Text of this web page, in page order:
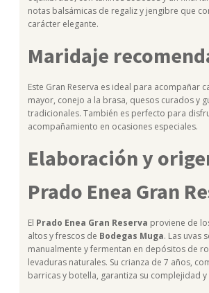
notas balsámicas de regaliz y jengibre que
carácter elegante.
Maridaje
Este Gran Reserva es ideal para acompañar
mayor, conejo a la brasa, quesos curados y
tradicionales. También es perfecto para
acompañamiento en ocasiones especiales.
Elaboración y
Prado Enea Gran
El Prado Enea Gran Reserva proviene de
altos y frescos de Bodegas Muga. Las uvas
manualmente y fermentan en depósitos de
levaduras naturales. Su crianza de 7 años,
barricas y botella, garantiza su complejidad